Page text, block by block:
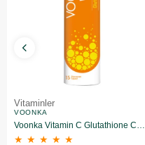
Vitaminler
VOONKA
Voonka Vitamin C Glutathione Complex Efervesan 15 Tablet
★ ★ ★ ★ ★